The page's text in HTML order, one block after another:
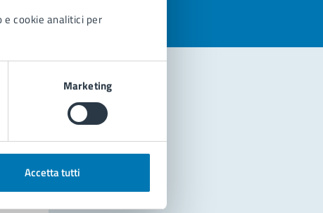
cookie analitici per
Marketing
Accetta tutti